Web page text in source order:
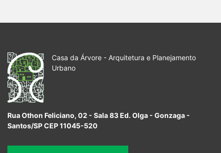
Casa da Árvore - Arquitetura e Planejamento
Urbano
Rua Othon Feliciano, 02 - Sala 83 Ed. Olga - Gonzaga -
Santos/SP CEP 11045-520